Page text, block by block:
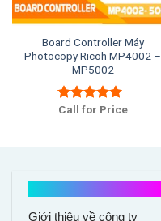
Board Controller Máy
Photocopy Ricoh MP4002 –
MP5002
Được xếp
Call for Price
Giới thiệu về công ty